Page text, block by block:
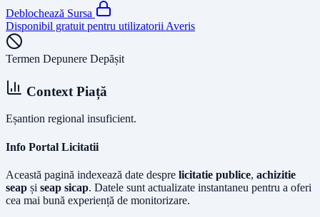
Deblochează Sursa
Disponibil gratuit pentru utilizatorii Averis
Termen Depunere Depășit
Context Piață
Eșantion regional insuficient.
Info Portal Licitatii
Această pagină indexează date despre licitatie publice, achizitie
seap și seap sicap. Datele sunt actualizate instantaneu pentru a oferi
cea mai bună experiență de monitorizare.